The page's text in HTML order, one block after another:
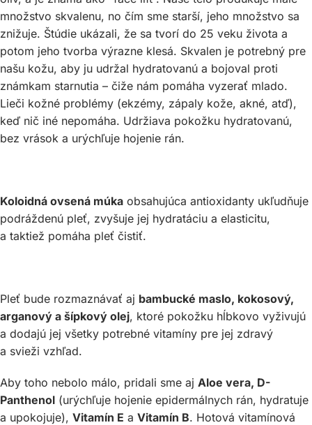
množstvo skvalenu, no čím sme starší, jeho množstvo sa
znižuje. Štúdie ukázali, že sa tvorí do 25 veku života a
potom jeho tvorba výrazne klesá. Skvalen je potrebný pre
našu kožu, aby ju udržal hydratovanú a bojoval proti
známkam starnutia – čiže nám pomáha vyzerať mlado.
Lieči kožné problémy (ekzémy, zápaly kože, akné, atď),
keď nič iné nepomáha. Udržiava pokožku hydratovanú,
bez vrások a urýchľuje hojenie rán.
Koloidná ovsená múka obsahujúca antioxidanty ukľudňuje
podráždenú pleť, zvyšuje jej hydratáciu a elasticitu,
a taktiež pomáha pleť čistiť.
Pleť bude rozmaznávať aj bambucké maslo, kokosový,
arganový a šípkový olej, ktoré pokožku hĺbkovo vyživujú
a dodajú jej všetky potrebné vitamíny pre jej zdravý
a svieži vzhľad.
Aby toho nebolo málo, pridali sme aj Aloe vera, D-
Panthenol (urýchľuje hojenie epidermálnych rán, hydratuje
a upokojuje), Vitamín E a Vitamín B. Hotová vitamínová